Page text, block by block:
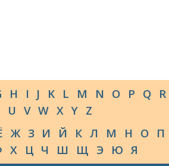
H I J K L M N O P Q R
U V W X Y Z
Ж З И Й К Л М Н О П
Х Ц Ч Ш Щ Э Ю Я